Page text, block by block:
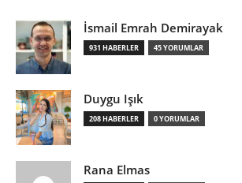
İsmail Emrah Demirayak
931 HABERLER 45 YORUMLAR
Duygu Işık
208 HABERLER 0 YORUMLAR
Rana Elmas